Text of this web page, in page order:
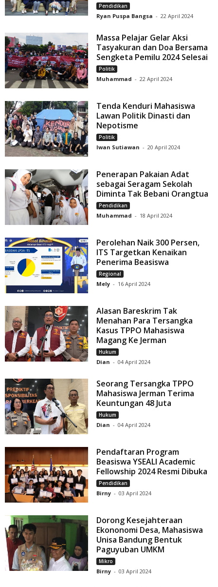
Pendidikan
Ryan Puspa Bangsa - 22 April 2024
Massa Pelajar Gelar Aksi
Tasyakuran dan Doa Bersama
Sengketa Pemilu 2024 Selesai
Politik
Muhammad - 22 April 2024
Tenda Kenduri Mahasiswa
Lawan Politik Dinasti dan
Nepotisme
Politik
Iwan Sutiawan - 20 April 2024
Penerapan Pakaian Adat
sebagai Seragam Sekolah
Diminta Tak Bebani Orangtua
Pendidikan
Muhammad - 18 April 2024
Perolehan Naik 300 Persen,
ITS Targetkan Kenaikan
Penerima Beasiswa
Regional
Mely - 16 April 2024
Alasan Bareskrim Tak
Menahan Para Tersangka
Kasus TPPO Mahasiswa
Magang Ke Jerman
Hukum
Dian - 04 April 2024
Seorang Tersangka TPPO
Mahasiswa Jerman Terima
Keuntungan 48 Juta
Hukum
Dian - 04 April 2024
Pendaftaran Program
Beasiswa YSEALI Academic
Fellowship 2024 Resmi Dibuka
Pendidikan
Birny - 03 April 2024
Dorong Kesejahteraan
Ekononomi Desa, Mahasiswa
Unisa Bandung Bentuk
Paguyuban UMKM
Mikro
Birny - 03 April 2024